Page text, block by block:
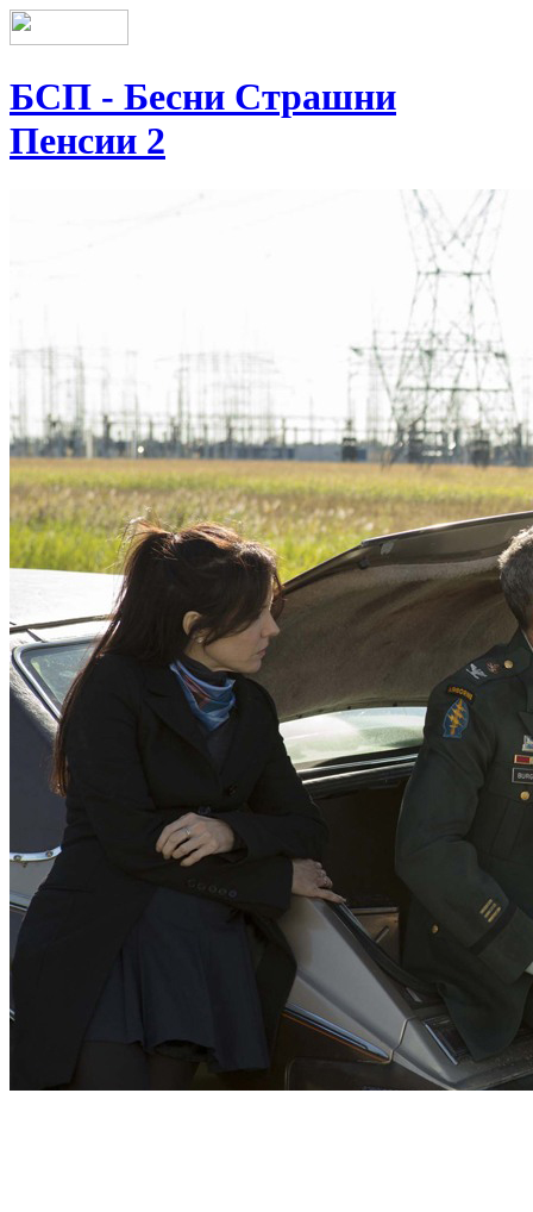
БСП - Бесни Страшни
Пенсии 2